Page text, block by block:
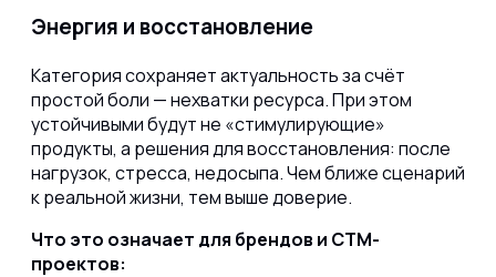
Энергия и восстановление
Категория сохраняет актуальность за счёт
простой боли — нехватки ресурса. При этом
устойчивыми будут не «стимулирующие»
продукты, а решения для восстановления: после
нагрузок, стресса, недосыпа. Чем ближе сценарий
к реальной жизни, тем выше доверие.
Что это означает для брендов и СТМ-
проектов: